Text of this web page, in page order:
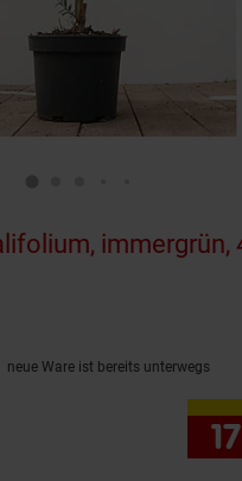
immergrün,
neue Ware ist bereits unterwegs